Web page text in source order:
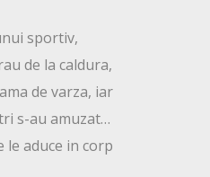
sportiv,
de la caldura,
de varza, iar
s-au amuzat…
le aduce in corp